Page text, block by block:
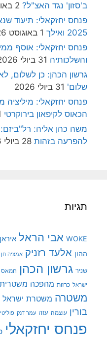
ב'סזון' נגד האצ"ל? 2 באוגוסט 2026
פנחס יחזקאלי: תיעוד
2025 ואילך
1 באוגוסט 2026
פנחס יחזקאלי: אוסף
והשלכותיה 31 ביולי 2026
גרשון הכהן: כן לשלום,
שלום' 31 ביולי 2026
פנחס יחזקאלי: מיליציה
הכאוס לקיפאון בירוקרטי
משה כהן אליה:
להפרעה בזהות 28 ביולי 2026
תגיות
WOKE אבי הראל איראן
ההון אלעד רזניק אמציה חן
שניר גרשון הכהן חמאס
ישראל כרזות מהפכה משטרית
משטרה משטרת ישראל
בורין עוצמה עזה עמר דנק
פנחס יחזקאלי